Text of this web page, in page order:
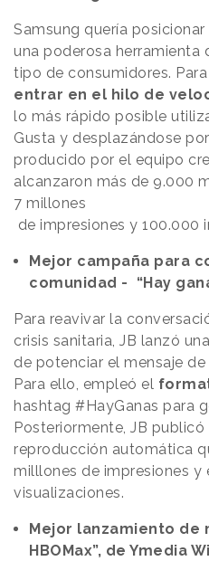
Samsung quería
una poderosa herramienta
tipo de consumidores.
entrar en el hilo de
lo más rápido posible
Gusta y desplazándose
producido por el equipo
alcanzaron más de 9.000
7 millones
de impresiones y 100.000
Mejor campaña para
comunidad - “Hay
Para reavivar la
crisis sanitaria, JB lanzó
de potenciar el mensaje
Para ello, empleó el
hashtag #HayGanas para
Posteriormente, JB
reproducción automática
milllones de impresiones
visualizaciones.
Mejor lanzamiento de
HBOMax”, de Ymedia